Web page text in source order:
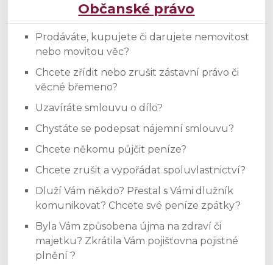
Občanské právo
Prodáváte, kupujete či darujete nemovitost
nebo movitou věc?
Chcete zřídit nebo zrušit zástavní právo či
věcné břemeno?
Uzavíráte smlouvu o dílo?
Chystáte se podepsat nájemní smlouvu?
Chcete někomu půjčit peníze?
Chcete zrušit a vypořádat spoluvlastnictví?
Dluží Vám někdo? Přestal s Vámi dlužník
komunikovat? Chcete své peníze zpátky?
Byla Vám způsobena újma na zdraví či
majetku? Zkrátila Vám pojišťovna pojistné
plnění ?